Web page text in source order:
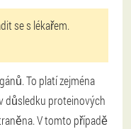
se s lékařem.
To platí zejména
důsledku proteinových
V tomto případě